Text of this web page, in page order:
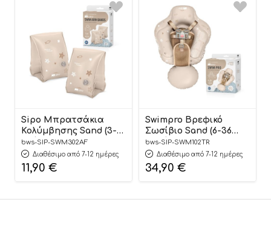
Sipo Μπρατσάκια
Κολύμβησης Sand (3-6
ετών) – Sipo
bws-SIP-SWM302AF
Διαθέσιμο από 7-12 ημέρες
11,90 €
Swimpro Βρεφικό
Σωσίβιο Sand (6-36
μηνών) – Sipo
bws-SIP-SWM102TR
Διαθέσιμο από 7-12 ημέρες
34,90 €